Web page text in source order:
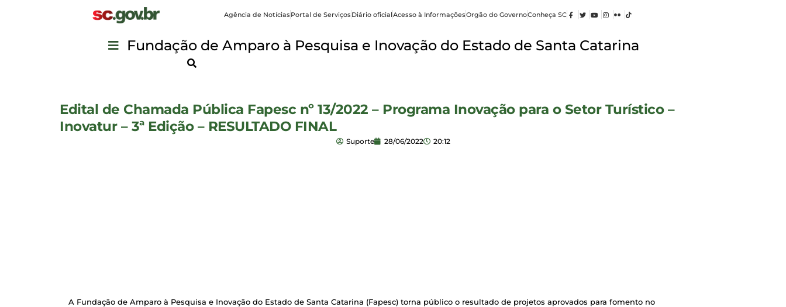
Agência de NotíciasPortal de ServiçosDiário oficialAcesso à InformaçõesOrgão do GovernoConheça SC
Fundação de Amparo à Pesquisa e Inovação do Estado de Santa Catarina
Edital de Chamada Pública Fapesc nº 13/2022 – Programa Inovação para o Setor Turístico –
Inovatur – 3ª Edição – RESULTADO FINAL
Suporte 28/06/2022 20:12
A Fundação de Amparo à Pesquisa e Inovação do Estado de Santa Catarina (Fapesc) torna público o resultado de projetos aprovados para fomento no